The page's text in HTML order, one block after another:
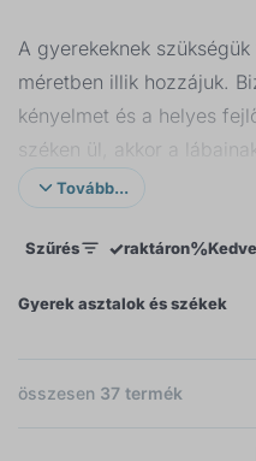
A gyerekeknek
méretben illik hozzájuk.
kényelmet és a helyes
széken ül, akkor a
könyökének pedig
lehetséges. Válasszon
gyerekszobát létrehozni
Tovább...
Szűrés ✓raktáron%
Gyerek asztalok és székek
összesen 37 termék